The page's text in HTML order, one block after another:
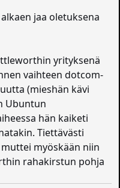
jaa oletuksena
yrityksenä
vaihteen dotcom-
(mieshän kävi
Ubuntun
hän kaiketi
Tiettävästi
myöskään niin
rahakirstun pohja